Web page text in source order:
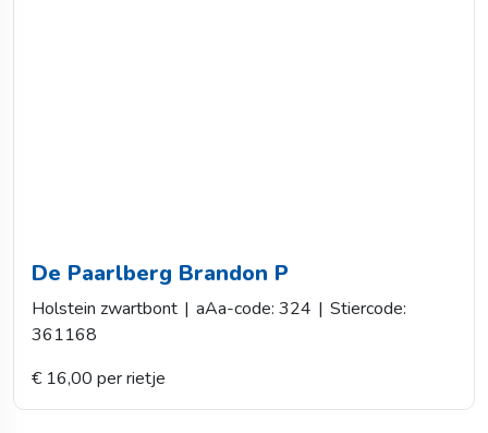
De Paarlberg Brandon P
Holstein zwartbont | aAa-code: 324 | Stiercode:
361168
€ 16,00 per rietje